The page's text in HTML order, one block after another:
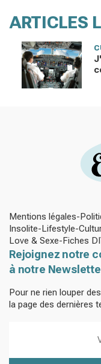
ARTICLES
Mentions légales
Insolite Lifestyle
Love & Sexe Fiches
Rejoignez notre
à notre
Pour ne rien louper
la page des dernières